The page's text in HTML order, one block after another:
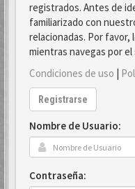
registrados. Antes de
familiarizado con
relacionadas. Por favor,
mientras navegas por el
Condiciones de uso |
Registrarse
Nombre de Usuario:
Contraseña: